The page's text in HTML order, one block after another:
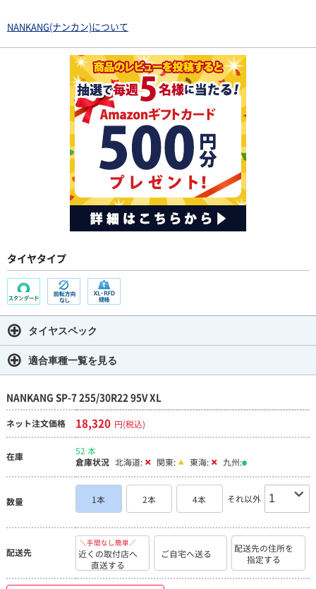
NANKANG(ナンカン)について
タイヤタイプ
タイヤスペック
適合車種一覧を見る
NANKANG SP-7 255/30R22 95V XL
ネット注文価格 18,320 円(税込)
在庫
52 本
倉庫状況 北海道: 関東: 東海: 九州:
数量 1本 2本 4本 それ以外
配送先
＼手間なし簡単／
近くの取付店へ
直送する
ご自宅へ送る
配送先の住所を
指定する